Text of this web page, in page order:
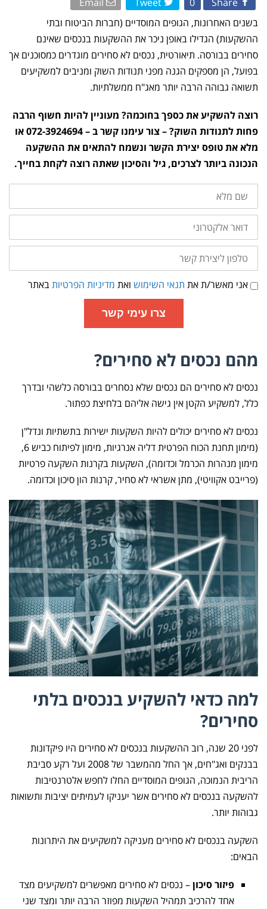
זה
והאם
כדאי
בשנים האחרונות, הגופים המוסדיים (חברות הביטוח ובתי
ההשקעות) הגדילו באופן ניכר את ההשקעות בנכסים שאינם
סחירים בבורסה. תיאורטית, נכסים לא סחירים מוגדרים כמסוכנים אך
בפועל, הן מספקים הגנה מפני תנודות השוק ומניבים למשקיעים
תשואה גבוהה הרבה יותר מאג"ח ממשלתיות.
רוצה להשקיע את כספך בחוכמה? מעוניין להיות חשוף הרבה
פחות לתנודות השוק? – צור עימנו קשר ב – 072-3924694 או
מלא את טופס יצירת הקשר ונשמח להתאים את ההשקעה
הנכונה ביותר לצרכים, גיל והסיכון שאתה רוצה לקחת בחייך.
שם
מלא
דואר
אלקטרוני
טלפון
ליצירת
קשר
תנאי
שימוש
אני מאשר/ת את תנאי השימוש ואת מדיניות הפרטיותבאתר
צרו עימי קשר
מהם נכסים לא סחירים?
נכסים לא סחירים הם נכסים שלא נסחרים בבורסה כלשהי ובדרך
כלל, למשקיע הקטן אין גישה אליהם בלחיצת כפתור.
נכסים לא סחירים יכולים להיות השקעות ישירות בתשתיות ונדל"ן
(מימון תחנת הכוח הפרטית דליה אנרגיות, מימון לפיתוח כביש 6,
מימון מנהרות הכרמל וכדומה), השקעות בקרנות השקעה פרטיות
(פרייבט אקוויטי), מתן אשראי לא סחיר, קרנות הון סיכון וכדומה.
למה כדאי להשקיע בנכסים בלתי
סחירים?
לפני 20 שנה, רוב ההשקעות בנכסים לא סחירים היו פיקדונות
בבנקים ואג"חים, אך החל מהמשבר של 2008 ועל רקע סביבת
הריבית הנמוכה, הגופים המוסדיים החלו לחפש אלטרנטיבות
להשקעה בנכסים לא סחירים אשר יעניקו לעמיתים יציבות ותשואות
גבוהות יותר.
השקעה בנכסים לא סחירים מעניקה למשקיעים את היתרונות
הבאים:
פיזור סיכון– נכסים לא סחירים מאפשרים למשקיעים מצד
אחד להרכיב תמהיל השקעות מפוזר הרבה יותר ומצד שני